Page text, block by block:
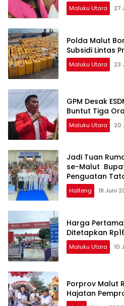
Maluku Utara 27
Polda Malut
Subsidi Lintas
Maluku Utara 23
GPM Desak
Buntut Tiga
Maluku Utara 20
Jadi Tuan
se-Malut
Penguatan
Pengawasan
Halteng 18 Juni
Harga
Ditetapkan
Maluku Utara 10
Porprov Malut
Hajatan